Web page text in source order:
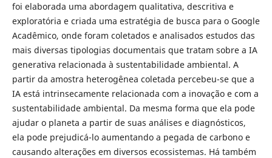
foi elaborada uma abordagem qualitativa, descritiva e
exploratória e criada uma estratégia de busca para o Google
Acadêmico, onde foram coletados e analisados estudos das
mais diversas tipologias documentais que tratam sobre a IA
generativa relacionada à sustentabilidade ambiental. A
partir da amostra heterogênea coletada percebeu-se que a
IA está intrinsecamente relacionada com a inovação e com a
sustentabilidade ambiental. Da mesma forma que ela pode
ajudar o planeta a partir de suas análises e diagnósticos,
ela pode prejudicá-lo aumentando a pegada de carbono e
causando alterações em diversos ecossistemas. Há também